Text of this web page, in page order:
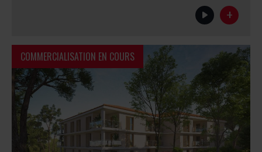
+
COMMERCIALISATION EN COURS